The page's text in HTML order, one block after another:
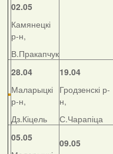
02.05
Камянецкі
р-н,
В.Пракапчук
28.04
Маларыцкі
р-н,
Дз.Кіцель
19.04
Гродзенскі р-
н,
С.Чарапіца
05.05
09.05